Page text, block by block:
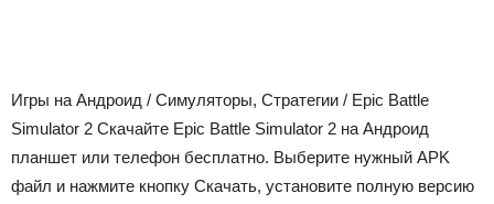
Игры на Андроид / Симуляторы, Стратегии / Epic Battle
Simulator 2 Скачайте Epic Battle Simulator 2 на Андроид
планшет или телефон бесплатно. Выберите нужный APK
файл и нажмите кнопку Скачать, установите полную версию